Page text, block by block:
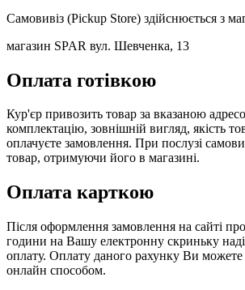
Самовивіз (Pickup Store) здійснюється з
магазин SPAR вул. Шевченка, 13
Оплата готівкою
Кур'єр привозить товар за вказаною
комплектацію, зовнішній вигляд, якість
оплачуєте замовлення. При послузі
товар, отримуючи його в магазині.
Оплата карткою
Після оформлення замовлення на сайті
години на Вашу електронну скриньку
оплату. Оплату даного рахунку Ви
онлайн способом.